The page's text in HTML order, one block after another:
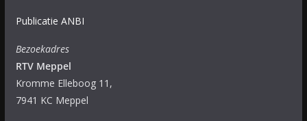
Publicatie ANBI
Bezoekadres
RTV Meppel
Kromme Elleboog 11,
7941 KC Meppel